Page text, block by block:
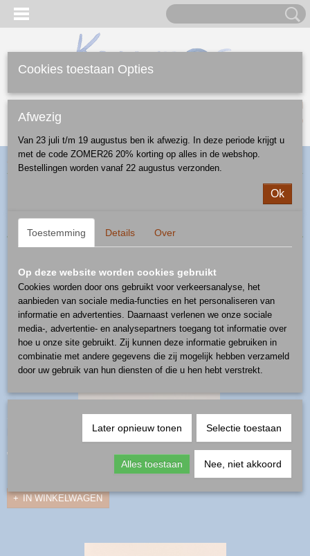
(0)
Home >Webshop>Diversen > tapasschaaltje
schaaltje voor tapas - patroon D273
productnummer: 720A-D273
€ 8,00
IN WINKELWAGEN
Cookies toestaan Opties
Afwezig
Van 23 juli t/m 19 augustus ben ik afwezig. In deze periode krijgt u
met de code ZOMER26 20% korting op alles in de webshop.
Bestellingen worden vanaf 22 augustus verzonden.
Ok
Toestemming Details Over
Op deze website worden cookies gebruikt
Cookies worden door ons gebruikt voor verkeersanalyse, het
aanbieden van sociale media-functies en het personaliseren van
informatie en advertenties. Daarnaast verlenen we onze sociale
media-, advertentie- en analysepartners toegang tot informatie over
hoe u onze site gebruikt. Zij kunnen deze informatie gebruiken in
combinatie met andere gegevens die zij mogelijk hebben verzameld
door uw gebruik van hun diensten of die u hen hebt verstrekt.
Later opnieuw tonen Selectie toestaan
Alles toestaan Nee, niet akkoord